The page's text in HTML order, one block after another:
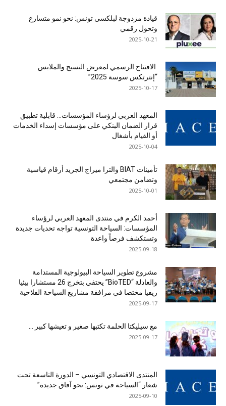
قيادة مزدوجة لبلكسي تونس: نحو نمو متسارع
وتحول رقمي
2025-10-21
الافتتاح الرسمي لمعرض النسيج والملابس
“إنترتكس سوسة 2025”
2025-10-17
المعهد العربي لرؤساء المؤسسات… قابلية تطبيق
قرار الضمان البنكي على مؤسسات إسداء الخدمات
أو القيام بأشغال
2025-10-04
تأمينات BIAT والترا ميراج الجريد أرقام قياسية
وتضامن مجتمعي
2025-10-01
أحمد الكرم في منتدى المعهد العربي لرؤساء
المؤسسات: السياحة التونسية تواجه تحديات جديدة
وتستكشف فرصاً واعدة
2025-09-18
مشروع تطوير السياحة البيولوجية المستدامة
والعادلة “BioTED” يحتفي بتخرج 26 مستشارا بيئيا
ريفيا مختصا في مرافقة مشاريع السياحة الفلاحية
2025-09-17
مع سيليكتا الحلمة تكتبها صغير و تعيشها كبير …
2025-09-17
المنتدى الاقتصادي التونسي – الدورة التاسعة تحت
شعار “السياحة في تونس: نحو آفاق جديدة”
2025-09-10